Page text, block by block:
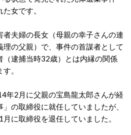
女です。
夫婦の長女（母親の幸子さんの連
の父親）で、事件の首謀者として
（逮捕当時32歳）とは内縁の関係
。
年2月に父親の宝島龍太郎さんが経
の取締役に就任していましたが、
に取締役を退任していました。